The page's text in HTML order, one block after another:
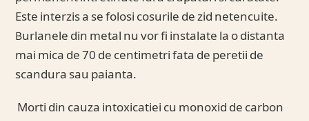
Este interzis a se folosi cosurile de zid netencuite.
Burlanele din metal nu vor fi instalate la o distanta
mai mica de 70 de centimetri fata de peretii de
scandura sau paianta.
Morti din cauza intoxicatiei cu monoxid de carbon